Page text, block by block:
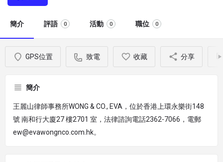
簡介 評語 0 活動 0 職位 0
GPS位置 致電 收藏 分享
簡介
王麗山律師事務所WONG & CO., EVA，位於香港上環永樂街148
號 南和行大廈27 樓2701 室，法律諮詢電話2362-7066，電郵
ew@evawongnco.com.hk。